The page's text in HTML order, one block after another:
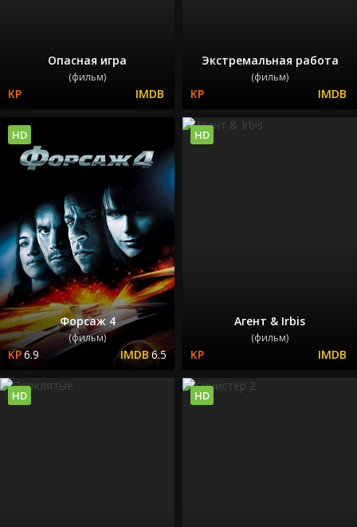
Опасная игра
(фильм)
Экстремальная работа
(фильм)
Форсаж 4
(фильм)
6.9 6.5
HD
Aгент & Irbis
(фильм)
HD
HD HD